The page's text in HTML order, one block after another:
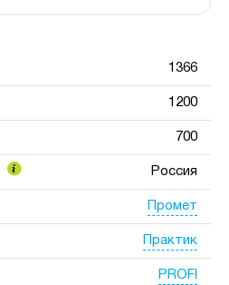
1366
1200
700
Россия
Промет
Практик
PROFI